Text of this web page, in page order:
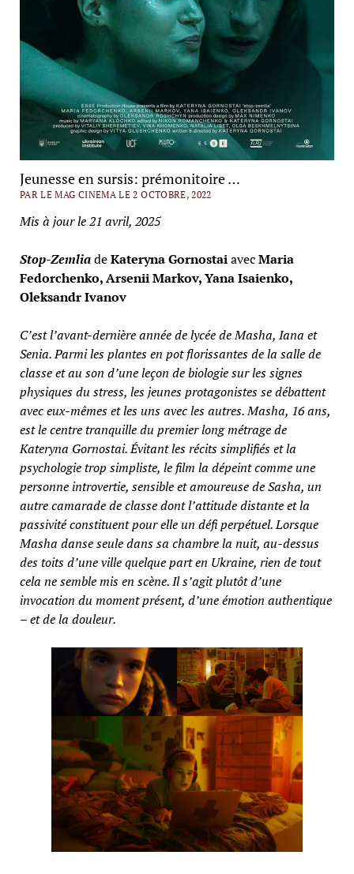
Jeunesse en sursis: prémonitoire …
PAR LE MAG CINEMA LE 2 OCTOBRE, 2022
Mis à jour le 21 avril, 2025
Stop-ZemliadeKateryna GornostaiavecMaria
Fedorchenko, Arsenii Markov, Yana Isaienko,
Oleksandr Ivanov
C’est l’avant-dernière année de lycée de Masha, Iana et
Senia. Parmi les plantes en pot florissantes de la salle de
classe et au son d’une leçon de biologie sur les signes
physiques du stress, les jeunes protagonistes se débattent
avec eux-mêmes et les uns avec les autres. Masha, 16 ans,
est le centre tranquille du premier long métrage de
Kateryna Gornostai. Évitant les récits simplifiés et la
psychologie trop simpliste, le film la dépeint comme une
personne introvertie, sensible et amoureuse de Sasha, un
autre camarade de classe dont l’attitude distante et la
passivité constituent pour elle un défi perpétuel. Lorsque
Masha danse seule dans sa chambre la nuit, au-dessus
des toits d’une ville quelque part en Ukraine, rien de tout
cela ne semble mis en scène. Il s’agit plutôt d’une
invocation du moment présent, d’une émotion authentique
– et de la douleur.